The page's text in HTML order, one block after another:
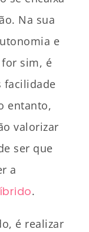
Na sua
e
for sim, é
facilidade
entanto,
valorizar
ser que
a
.
é realizar